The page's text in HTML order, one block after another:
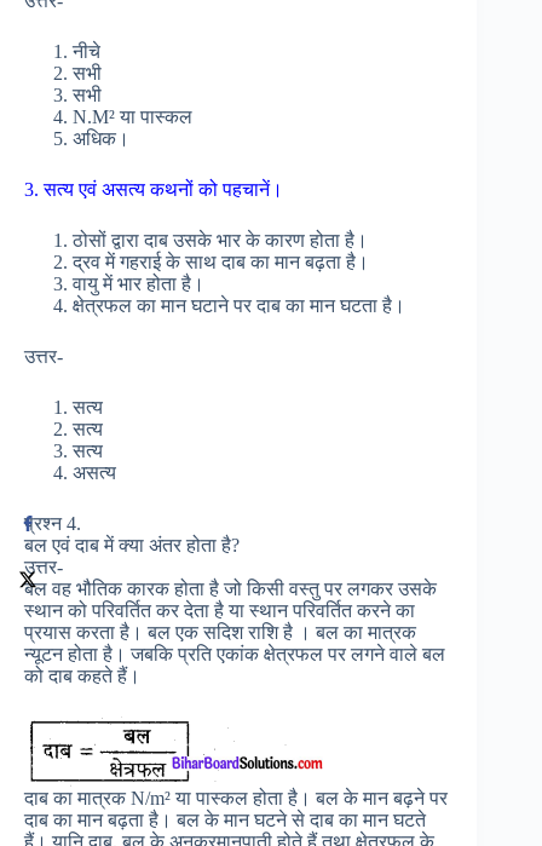
नीचे
सभी
सभी
N.M² या पास्कल
अधिक।
3. सत्य एवं असत्य कथनों को पहचानें।
ठोसों द्वारा दाब उसके भार के कारण होता है।
द्रव में गहराई के साथ दाब का मान बढ़ता है।
वायु में भार होता है।
क्षेत्रफल का मान घटाने पर दाब का मान घटता है।
उत्तर-
सत्य
सत्य
सत्य
असत्य
प्रश्न 4.
बल एवं दाब में क्या अंतर होता है?
उत्तर-
बल वह भौतिक कारक होता है जो किसी वस्तु पर लगकर उसके
स्थान को परिवर्तित कर देता है या स्थान परिवर्तित करने का
प्रयास करता है। बल एक सदिश राशि है । बल का मात्रक
न्यूटन होता है। जबकि प्रति एकांक क्षेत्रफल पर लगने वाले बल
को दाब कहते हैं।
दाब का मात्रक N/m² या पास्कल होता है। बल के मान बढ़ने पर
दाब का मान बढ़ता है। बल के मान घटने से दाब का मान घटते
हैं। यानि दाब, बल के अनुक्रमानुपाती होते हैं तथा क्षेत्रफल के